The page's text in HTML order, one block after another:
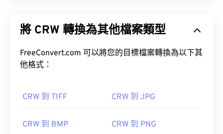
佳能數位相機使用 CR2 格式。）CRW 檔案的結構與
處理的影像，包含相機捕獲的所有檔案資訊。
由於 CRW 是佳能的專有檔案格式，處理 CRW 檔案
將 CRW 轉換為其他檔案類型
FreeConvert.com 可以將您的目標檔案轉換為以下其
他格式：
CRW 到 TIFF CRW 到 JPG
CRW 到 BMP CRW 到 PNG